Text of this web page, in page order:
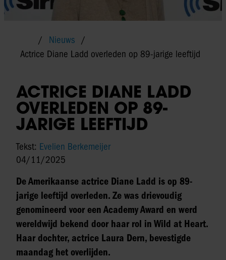
Nieuws
Actrice Diane Ladd overleden op 89-jarige leeftijd
ACTRICE DIANE LADD
OVERLEDEN OP 89-
JARIGE LEEFTIJD
Tekst: Evelien Berkemeijer
04/11/2025
De Amerikaanse actrice Diane Ladd is op 89-
jarige leeftijd overleden. Ze was drievoudig
genomineerd voor een Academy Award en werd
wereldwijd bekend door haar rol in Wild at Heart.
Haar dochter, actrice Laura Dern, bevestigde
maandag het overlijden.